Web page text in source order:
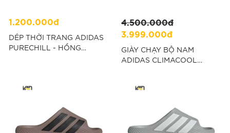
1.200.000đ
DÉP THỜI TRANG ADIDAS
PURECHILL - HỒNG
4.500.000đ
3.999.000đ
GIÀY CHẠY BỘ NAM
ADIDAS CLIMACOOL